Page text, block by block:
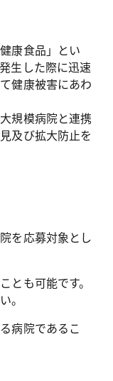
康食品」とい
生した際に迅速
健康被害にあわ
規模病院と連携
及び拡大防止を
を応募対象とし
とも可能です。
。
病院であるこ